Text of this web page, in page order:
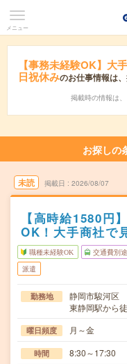
メニュー
【事務未経験OK】大
日祝休みのお仕事情報は
掲載時の情報は、
お探しの
未読 掲載日 2026/08/07
【高時給1580円
OK！大手商社で
職種未経験OK 交通費別
派遣
勤務地
静岡市駿河区
東静岡駅から
曜日頻度 月～金
時間 8:30～17:30